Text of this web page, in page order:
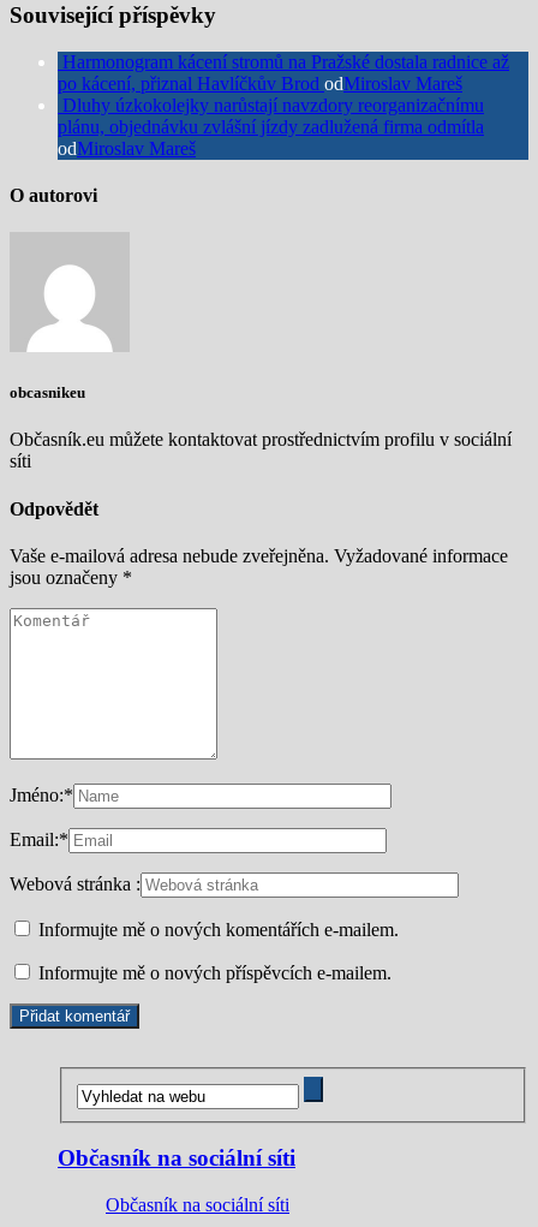
Související příspěvky
Harmonogram kácení stromů na Pražské dostala radnice až
po kácení, přiznal Havlíčkův Brod odMiroslav Mareš
Dluhy úzkokolejky narůstají navzdory reorganizačnímu
plánu, objednávku zvlášní jízdy zadlužená firma odmítla
odMiroslav Mareš
O autorovi
obcasnikeu
Občasník.eu můžete kontaktovat prostřednictvím profilu v sociální
síti
Odpovědět
Vaše e-mailová adresa nebude zveřejněna. Vyžadované informace
jsou označeny *
Jméno:*
Email:*
Webová stránka :
Informujte mě o nových komentářích e-mailem.
Informujte mě o nových příspěvcích e-mailem.
Občasník na sociální síti
Občasník na sociální síti